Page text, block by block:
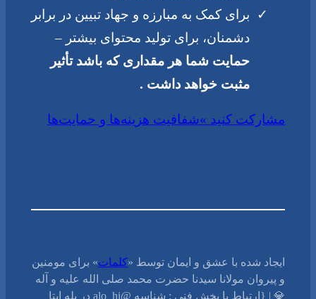
برای کمک به مبارزه و جهاد تبیین در برابر
دشمنان، برای تولید محتوای بیشتر –
حمایت شما هر مقداری که باشد تأثیر
مثبت خواهد داشت .
مشارکت کنید »شفافیت هزینه‌ها و حمایت‌ها
ایجاد شده با عشق و ایمان توسط «کلمات» برای مومنین
و پیروان مولانا سیدنا حضرت محمد صلی الله علیه و آله
💎 | {ارتباط با بخش فنی : شناسه @alo_hi در بله ایتا